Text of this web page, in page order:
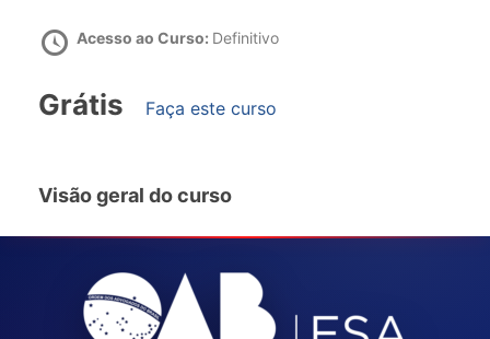
Acesso ao Curso: Definitivo
Grátis Faça este curso
Visão geral do curso